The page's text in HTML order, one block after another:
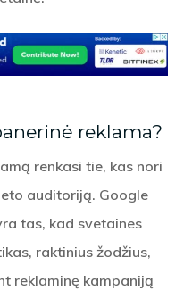
reklama?
renkasi tie, kas nori
auditoriją. Google
tas, kad svetaines
raktinius žodžius,
reklaminę kampaniją